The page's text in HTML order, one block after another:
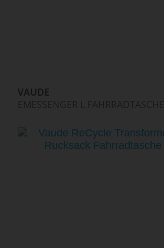
VAUDE
EMESSENGER L FAHRRADTASCHE